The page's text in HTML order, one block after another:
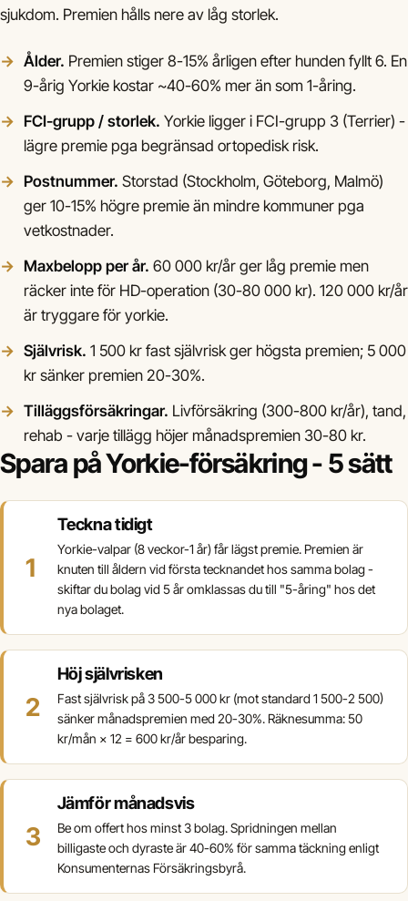
sjukdom. Premien hålls nere av låg storlek.
Ålder. Premien stiger 8-15% årligen efter hunden fyllt 6. En
9-årig Yorkie kostar ~40-60% mer än som 1-åring.
FCI-grupp / storlek. Yorkie ligger i FCI-grupp 3 (Terrier) -
lägre premie pga begränsad ortopedisk risk.
Postnummer. Storstad (Stockholm, Göteborg, Malmö)
ger 10-15% högre premie än mindre kommuner pga
vetkostnader.
Maxbelopp per år. 60 000 kr/år ger låg premie men
räcker inte för HD-operation (30-80 000 kr). 120 000 kr/år
är tryggare för yorkie.
Självrisk. 1 500 kr fast självrisk ger högsta premien; 5 000
kr sänker premien 20-30%.
Tilläggsförsäkringar. Livförsäkring (300-800 kr/år), tand,
rehab - varje tillägg höjer månadspremien 30-80 kr.
Spara på Yorkie-försäkring - 5 sätt
Teckna tidigt
Yorkie-valpar (8 veckor-1 år) får lägst premie. Premien är
knuten till åldern vid första tecknandet hos samma bolag -
skiftar du bolag vid 5 år omklassas du till "5-åring" hos det
nya bolaget.
Höj självrisken
Fast självrisk på 3 500-5 000 kr (mot standard 1 500-2 500)
sänker månadspremien med 20-30%. Räknesumma: 50
kr/mån × 12 = 600 kr/år besparing.
Jämför månadsvis
Be om offert hos minst 3 bolag. Spridningen mellan
billigaste och dyraste är 40-60% för samma täckning enligt
Konsumenternas Försäkringsbyrå.